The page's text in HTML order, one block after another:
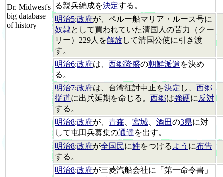
Dr. Midwest's
big database
of history
る親兵編成を決定する。
明治5:政府が、ペルー船マリア・ルース号に
奴隷として買われていた清国人の苦力（クー
リー）229人を解放して清国公使に引き渡
す。
明治6:政府は、 西郷隆盛の朝鮮派遣を決め
る。
明治7:政府は、台湾征討中止を決定 し、 西郷
従道に出兵延期を命じる。 西郷は強硬に 反対
する。
明治8:政府が、 青森 宮城 酒田の3県に対
して屯田兵募集の通達を出す。
明治8:政府が全国民に姓をつける よう に布告
する。
明治8:政府が三菱汽船会社に「第一命令書」